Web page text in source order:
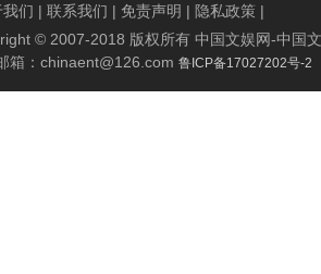
我们 | 联系我们 | 免责声明 | 隐私政策 |
© 2007-2018 版权所有 中国文娱网-中国
箱： chinaent@126.com 鲁ICP备17027202号-2